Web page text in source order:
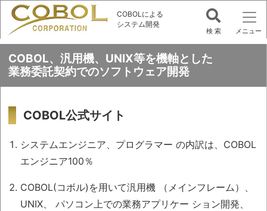
COBOLによる
システム開発
COBOL、汎用機、UNIX等を機軸とした
業務委託契約でのソフトウェア開発
COBOL公式サイト
システムエンジニア、プログラマーの内訳は、COBOL
エンジニア100％
COBOL(コボル)を用いて汎用機
（メインフレーム）、
UNIX、パソコン上での業務アプリケー ション開発、